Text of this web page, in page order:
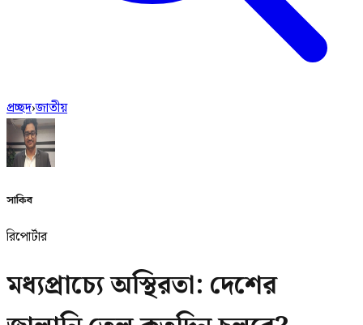
প্রচ্ছদ›জাতীয়
সাকিব
রিপোর্টার
মধ্যপ্রাচ্যে অস্থিরতা: দেশের